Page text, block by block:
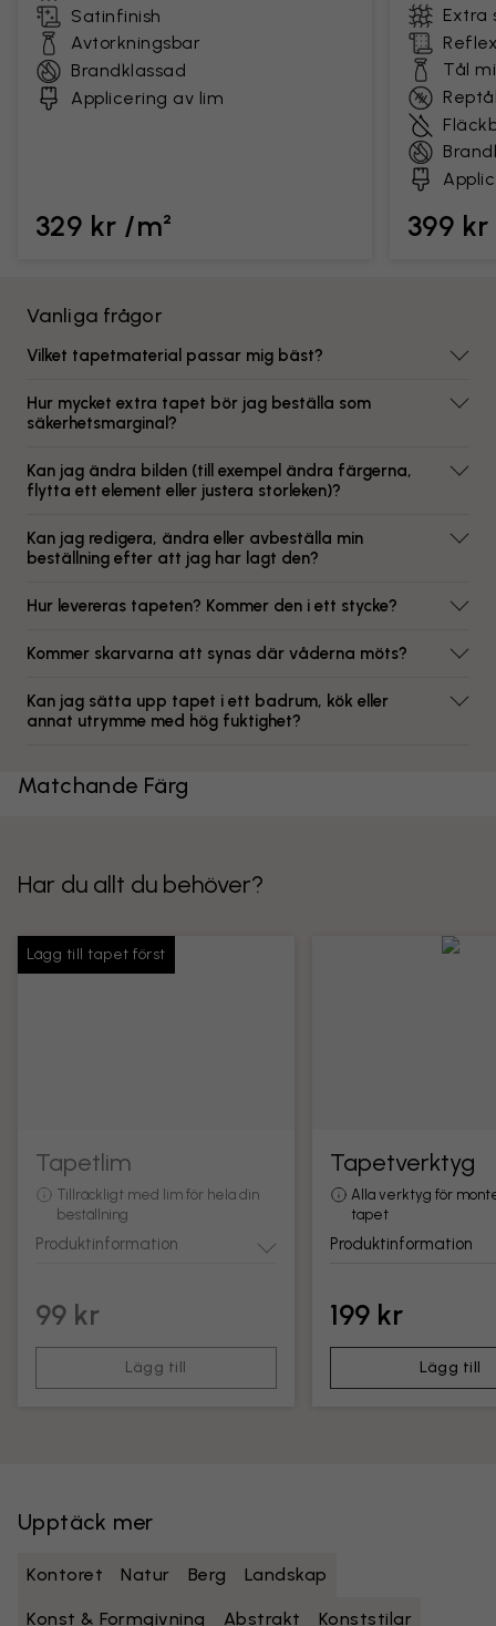
Satinfinish
Avtorkningsbar
Brandklassad
Applicering av lim
329 kr /m²
Extra
Tål
399
Vanliga frågor
Vilket tapetmaterial passar mig bäst?
Hur mycket extra tapet bör jag beställa som
säkerhetsmarginal?
Kan jag ändra bilden (till exempel ändra färgerna,
flytta ett element eller justera storleken)?
Kan jag redigera, ändra eller avbeställa min
beställning efter att jag har lagt den?
Hur levereras tapeten? Kommer den i ett stycke?
Kommer skarvarna att synas där våderna möts?
Kan jag sätta upp tapet i ett badrum, kök eller
annat utrymme med hög fuktighet?
Matchande Färg
Har du allt du behöver?
Lägg till tapet först
Tapetlim
Tillräckligt med lim för hela din
beställning
Produktinformation
99 kr
Lägg till
Tapetverktyg
Alla verktyg för
tapet
Produktinformation
199 kr
Lägg till
Upptäck mer
Kontoret Natur Berg Landskap
Konst & Formgivning Abstrakt Konststilar